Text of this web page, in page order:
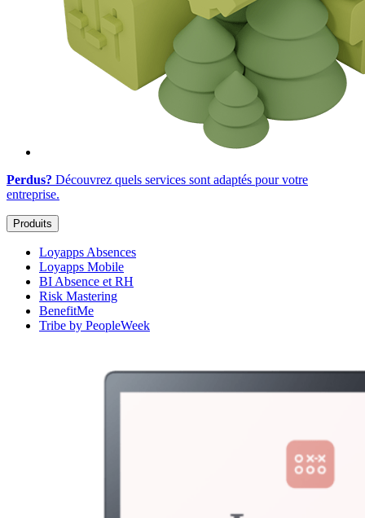
Perdus? Découvrez quels services sont adaptés pour votre
entreprise.
Produits
Loyapps Absences
Loyapps Mobile
BI Absence et RH
Risk Mastering
BenefitMe
Tribe by PeopleWeek